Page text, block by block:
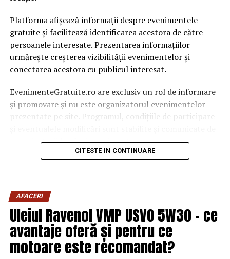
Platforma afișează informații despre evenimentele
gratuite și facilitează identificarea acestora de către
persoanele interesate. Prezentarea informațiilor
urmărește creșterea vizibilității evenimentelor și
conectarea acestora cu publicul interesat.
EvenimenteGratuite.ro are exclusiv un rol de informare
și promovare și nu este organizatorul evenimentelor
prezentate pe site. Programul, condițiile de participare
organizatorii fiecărui eveniment.
înainte de participare.
Organizatorii care doresc să crească vizibilitatea unui
eveniment cu acces gratuit pot solicita o ofertă de
promovare din partea echipei EvenimenteGratuite.ro.
Adresa de contact este salut@evenimentegratuite.ro
CITESTE IN CONTINUARE
AFACERI
Uleiul Ravenol VMP USVO 5W30 – ce
avantaje oferă și pentru ce
motoare este recomandat?